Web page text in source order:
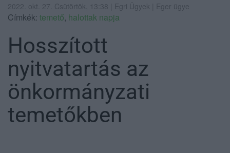
2022. okt. 27. Csütörtök, 13:38 | Egri Ügyek | Eger ügye
Címkék: temető, halottak napja
Hosszított
nyitvatartás az
önkormányzati
temetőkben